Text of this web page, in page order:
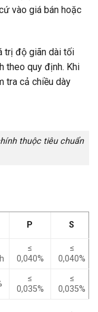
vào giá bán hoặc
trị độ giãn dài tối
theo quy định. Khi
tra cả chiều dày
thuộc tiêu chuẩn
P S
≤
0,040%
≤
0,040%
≤
0,035%
≤
0,035%